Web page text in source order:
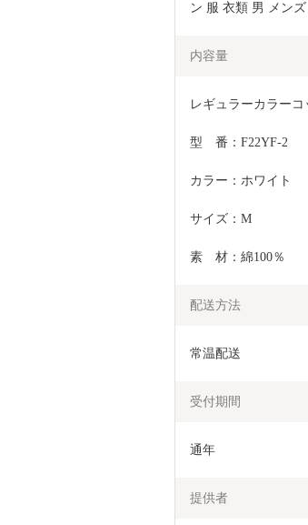
ン 服 衣類 男 メン
内容量
レギュラーカラーコ
型　番：F22YF-2
カラー：ホワイト
サイズ：M
素　材：綿100％
配送方法
常温配送
受付期間
通年
提供者